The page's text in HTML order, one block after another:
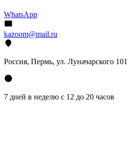
WhatsApp
kazoom@mail.ru
Россия, Пермь, ул. Луначарского 101
7 дней в неделю с 12 до 20 часов